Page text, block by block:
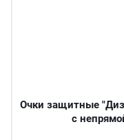
Очки защитные
с